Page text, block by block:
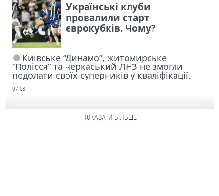
Українські клуби
провалили старт
єврокубків. Чому?
Київське “Динамо”, житомирське
“Полісся” та черкаський ЛНЗ не змогли
подолати своїх суперників у кваліфікації.
07.08
ПОКАЗАТИ БІЛЬШЕ